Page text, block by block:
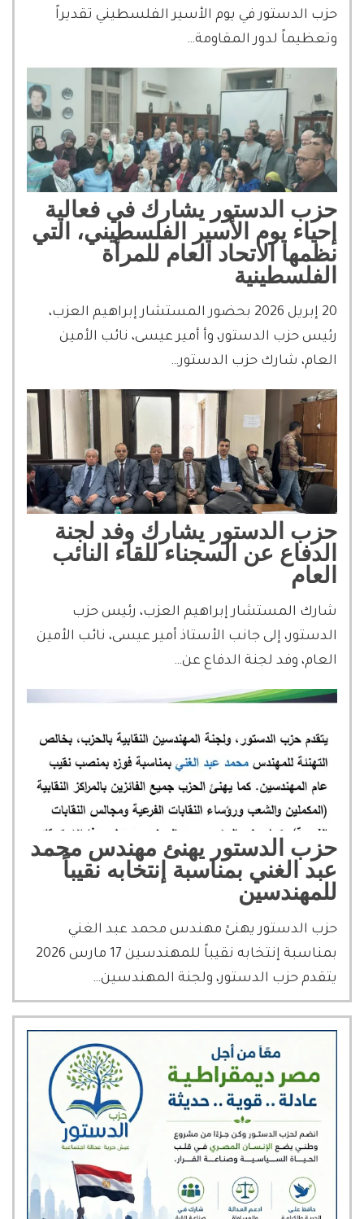
حزب الدستور في يوم الأسير الفلسطيني تقديراً
وتعظيماً لدور المقاومة…
حزب الدستور يشارك في فعالية
إحياء يوم الأسير الفلسطيني، التي
نظمها الاتحاد العام للمرأة
الفلسطينية
20 إبريل 2026 بحضور المستشار إبراهيم العزب،
رئيس حزب الدستور، وأ أمير عيسى، نائب الأمين
العام، شارك حزب الدستور…
حزب الدستور يشارك وفد لجنة
الدفاع عن السجناء للقاء النائب
العام
شارك المستشار إبراهيم العزب، رئيس حزب
الدستور، إلى جانب الأستاذ أمير عيسى، نائب الأمين
العام، وفد لجنة الدفاع عن…
حزب الدستور يهنئ مهندس محمد
عبد الغني بمناسبة إنتخابه نقيباً
للمهندسين
حزب الدستور يهنئ مهندس محمد عبد الغني
بمناسبة إنتخابه نقيباً للمهندسين 17 مارس 2026
يتقدم حزب الدستور، ولجنة المهندسين…